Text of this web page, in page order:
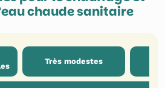
chaude sanitaire
Très modestes